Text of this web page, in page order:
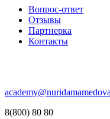
Вопрос-ответ
Отзывы
Партнерка
Контакты
8(800) 80 80